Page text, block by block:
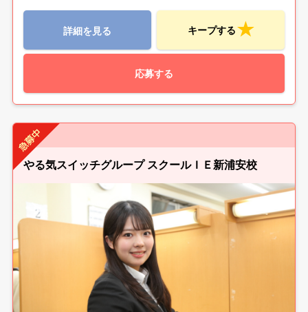
詳細を見る キープする
応募する
やる気スイッチグループ スクールＩＥ新浦安校